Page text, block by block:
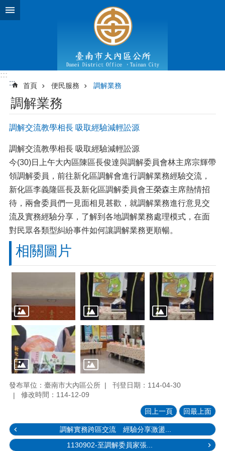
跳到主要內容區塊
:::
:::
首頁 便民服務 調解業務
調解業務
調解交流教學相長 吸取經驗減輕訟源
調解交流教學相長 吸取經驗減輕訟源
今(30)日上午大內區陳區長俊達與調解委員會林主席宗輝帶
領調解委員，前往新化區調解會進行調解業務經驗交流，
新化區李義隆區長及新化區調解委員會王榮森主席熱情招
待，兩會委員們一見面相見甚歡，就調解業務進行意見交
流及實務經驗分享，了解到各地調解業務處理模式，在面
對民眾各類型糾紛事件如何讓調解業務更順暢。
相關圖片
發布單位：臺南市大內區公所
刊登日期：114-04-30
修改時間：114-12-09
回上一頁 回最上面
調解實務跨區交流 經驗分享激盪...
1130902-至調解委員家張...